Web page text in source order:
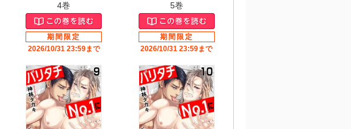
4巻
2026/10/31 23:59まで
5巻
2026/10/31 23:59まで